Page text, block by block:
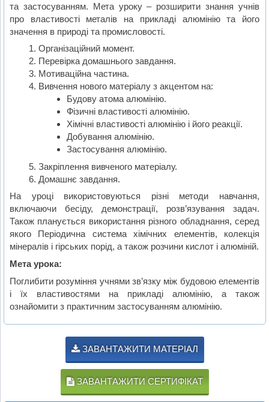
та застосуванням. Мета уроку – розширити знання учнів
про властивості металів на прикладі алюмінію та його
значення в природі та промисловості.
Організаційний момент.
Перевірка домашнього завдання.
Мотиваційна частина.
Вивчення нового матеріалу з акцентом на:
Будову атома алюмінію.
Фізичні властивості алюмінію.
Хімічні властивості алюмінію і його реакції.
Добування алюмінію.
Застосування алюмінію.
Закріплення вивченого матеріалу.
Домашнє завдання.
На уроці використовуються різні методи навчання,
включаючи бесіду, демонстрації, розв’язування задач.
Також планується використання різного обладнання, серед
якого Періодична система хімічних елементів, колекція
мінералів і гірських порід, а також розчини кислот і алюміній.
Мета урока:
Поглибити розуміння учнями зв’язку між будовою елементів
і їх властивостями на прикладі алюмінію, а також
ознайомити з практичним застосуванням алюмінію.
ЗАВАНТАЖИТИ МАТЕРІАЛ
ЗАВАНТАЖИТИ СЕРТИФІКАТ